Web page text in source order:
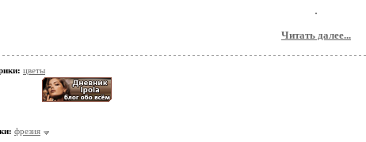
Читать далее...
цветы
фрезия